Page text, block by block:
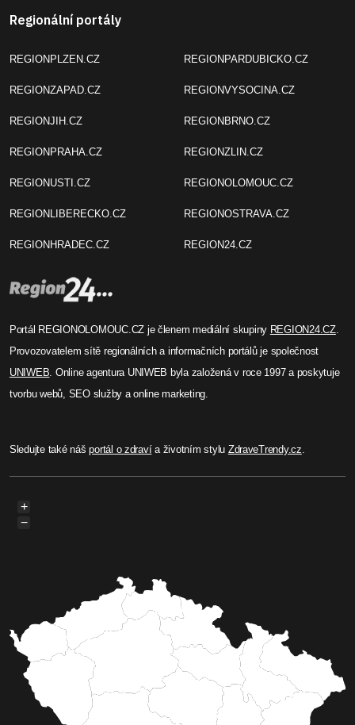
Regionální portály
REGIONPLZEN.CZ
REGIONZAPAD.CZ
REGIONJIH.CZ
REGIONPRAHA.CZ
REGIONUSTI.CZ
REGIONLIBERECKO.CZ
REGIONHRADEC.CZ
REGIONPARDUBICKO.CZ
REGIONVYSOCINA.CZ
REGIONBRNO.CZ
REGIONZLIN.CZ
REGIONOLOMOUC.CZ
REGIONOSTRAVA.CZ
REGION24.CZ
Portál REGIONOLOMOUC.CZ je členem mediální skupiny REGION24.CZ.
Provozovatelem sítě regionálních a informačních portálů je společnost
UNIWEB. Online agentura UNIWEB byla založená v roce 1997 a poskytuje
tvorbu webů, SEO služby a online marketing.
Sledujte také nášportál o zdravía životním stylu ZdraveTrendy.cz.
+
−